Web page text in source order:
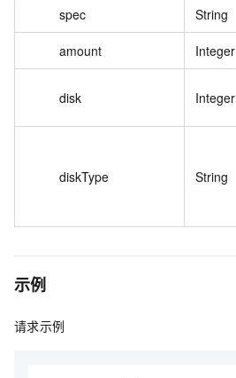
spec String
amount Integer
disk Integer
diskType String
示例
请求示例